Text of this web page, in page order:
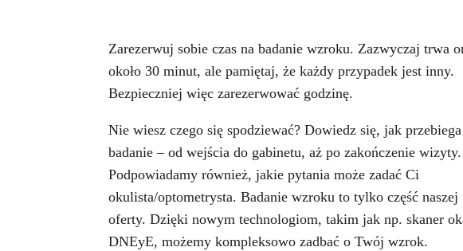
Zarezerwuj sobie czas na badanie wzroku. Zazwyczaj trwa
około 30 minut, ale pamiętaj, że każdy przypadek jest inny.
Bezpieczniej więc zarezerwować godzinę.
Nie wiesz czego się spodziewać? Dowiedz się, jak przebiega
badanie – od wejścia do gabinetu, aż po zakończenie wizyty.
Podpowiadamy również, jakie pytania może zadać Ci
okulista/optometrysta. Badanie wzroku to tylko część naszej
oferty. Dzięki nowym technologiom, takim jak np. skaner
DNEyE, możemy kompleksowo zadbać o Twój wzrok.